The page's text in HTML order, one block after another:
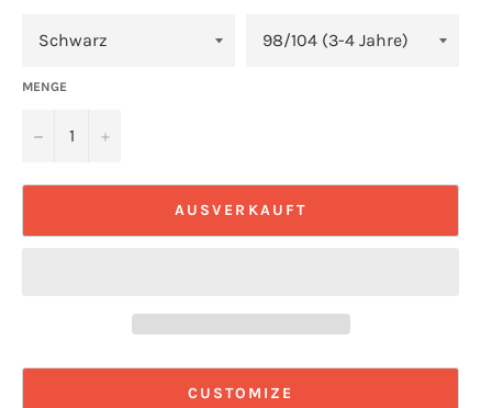
MENGE
− +
AUSVERKAUFT
CUSTOMIZE